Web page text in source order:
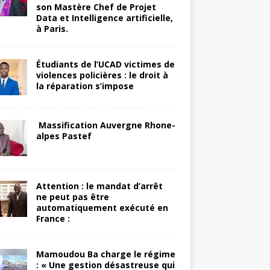
son Mastère Chef de Projet
Data et Intelligence artificielle,
à Paris.
Étudiants de l’UCAD victimes de
violences policières : le droit à
la réparation s’impose
Massification Auvergne Rhone-
alpes Pastef
Attention : le mandat d’arrêt
ne peut pas être
automatiquement exécuté en
France :
Mamoudou Ba charge le régime
: « Une gestion désastreuse qui